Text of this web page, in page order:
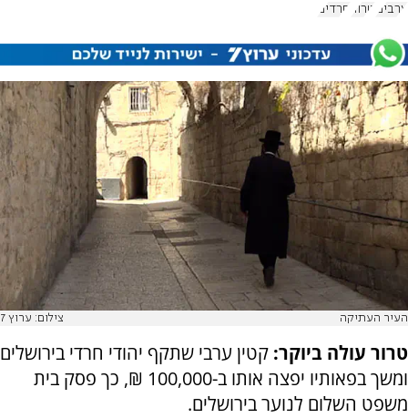
ערבים טרור חרדים
העיר העתיקה צילום: ערוץ 7
טרור עולה ביוקר: קטין ערבי שתקף יהודי חרדי בירושלים
ומשך בפאותיו יפצה אותו ב-100,000 ₪, כך פסק בית
משפט השלום לנוער בירושלים.